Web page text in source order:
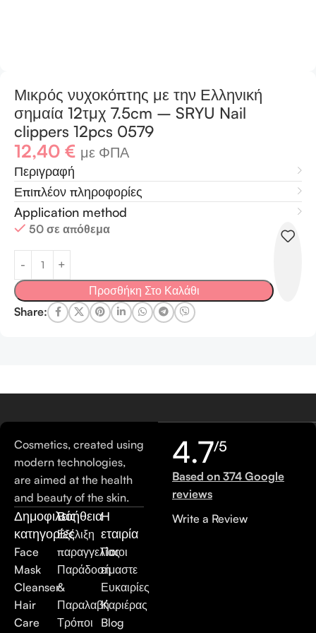
Μικρός νυχοκόπτης με την Ελληνική
σημαία 12τμχ 7.5cm – SRYU Nail
clippers 12pcs 0579
12,40 € με ΦΠΑ
Περιγραφή
Επιπλέον πληροφορίες
Application method
50 σε απόθεμα
Προσθήκη Στο Καλάθι
Share:
Cosmetics, created using
modern technologies,
are aimed at the health
and beauty of the skin.
Δημοφιλείς
κατηγορίες
Face
Mask
Cleanser
Hair
Care
Βοήθεια
Εξέλιξη
παραγγελίας
Παράδοση
&
Παραλαβή
Τρόποι
Η
εταιρία
Ποιοι
είμαστε
Ευκαιρίες
Καριέρας
Blog
4.7/5
Based on 374 Google
reviews
Write a Review